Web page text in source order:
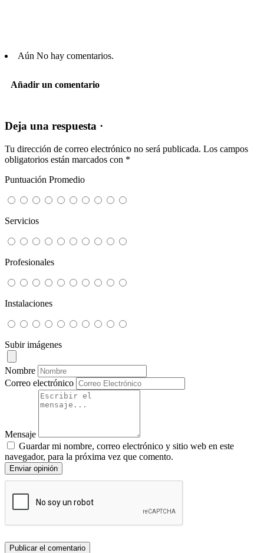
Aún No hay comentarios.
Añadir un comentario
Deja una respuesta ·
Tu dirección de correo electrónico no será publicada. Los campos
obligatorios están marcados con *
Puntuación Promedio
Servicios
Profesionales
Instalaciones
Subir imágenes
Nombre
Correo electrónico
Mensaje
Guardar mi nombre, correo electrónico y sitio web en este
navegador, para la próxima vez que comento.
Enviar opinión